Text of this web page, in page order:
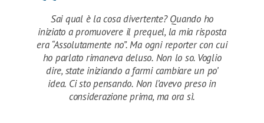
Sai qual è la cosa divertente? Quando ho
iniziato a promuovere il prequel, la mia risposta
era “Assolutamente no”. Ma ogni reporter con cui
ho parlato rimaneva deluso. Non lo so. Voglio
dire, state iniziando a farmi cambiare un po’
idea. Ci sto pensando. Non l’avevo preso in
considerazione prima, ma ora sì.